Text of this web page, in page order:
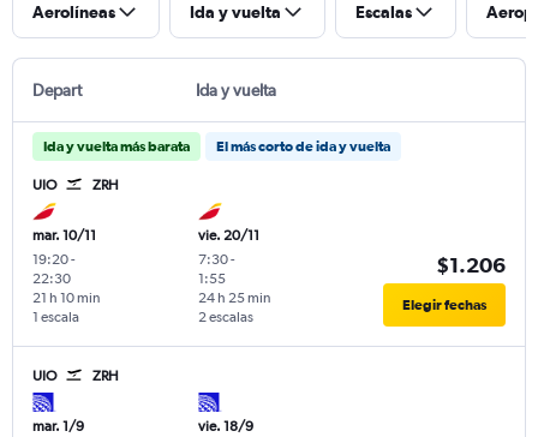
Aerolíneas Ida y vuelta Escalas
Depart Ida y vuelta
Ida y vuelta más barata El más corto de ida y vuelta
UIO ZRH
mar. 10/11
19:20-
22:30
1 escala
21 h 10 min
vie. 20/11
7:30-
1:55
2 escalas
24 h 25 min
$1.206
Elegir fechas
UIO ZRH
mar. 1/9
vie. 18/9